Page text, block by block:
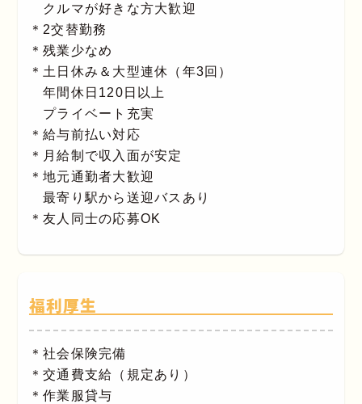
クルマが好きな方大歓迎
＊2交替勤務
＊残業少なめ
＊土日休み＆大型連休（年3回）
年間休日120日以上
プライベート充実
＊給与前払い対応
＊月給制で収入面が安定
＊地元通勤者大歓迎
最寄り駅から送迎バスあり
＊友人同士の応募OK
福利厚生
＊社会保険完備
＊交通費支給（規定あり）
＊作業服貸与